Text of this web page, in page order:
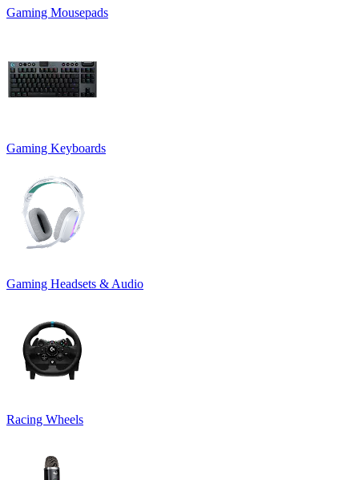
Gaming Mousepads
Gaming Keyboards
Gaming Headsets & Audio
Racing Wheels